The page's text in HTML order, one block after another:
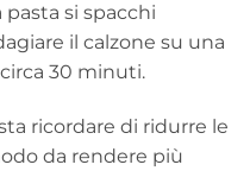
si spacchi
il calzone su una
30 minuti.
ricordare di ridurre le
da rendere più